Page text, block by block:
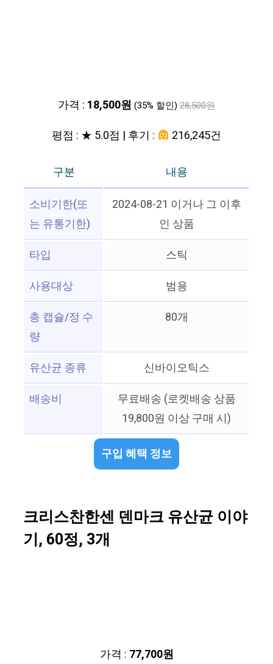
가격 : 18,500원 (35% 할인) 28,500원
평점 : ★ 5.0점 | 후기 : 216,245건
구분
내용
소비기한(또
는 유통기한)
2024-08-21 이거나 그 이후
인 상품
타입
스틱
사용대상
범용
총 캡슐/정 수
량
80개
유산균 종류
신바이오틱스
배송비
무료배송 (로켓배송 상품
19,800원 이상 구매 시)
구입 혜택 정보
크리스찬한센 덴마크 유산균 이야
기, 60정, 3개
가격 : 77,700원